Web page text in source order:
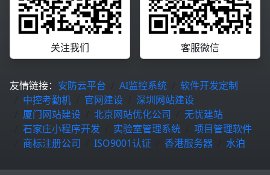
关注我们 客服微信
友情链接： 安防云平台 AI监控系统
软件开发定制
中控考勤机
官网建设
深圳网站建设
厦门网站建设
北京网站优化公司
无忧建站
石家庄小程序开发
实验室管理系统
项目管理软件
商标注册公司
ISO9001认证 香港服务器 水泊